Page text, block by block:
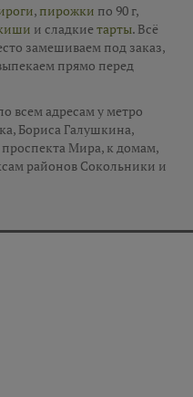
, пирожки по 90 г,
и сладкиетарты. Всё
замешиваем под заказ,
прямо перед
всем адресам у метро
Бориса Галушкина,
проспекта Мира, к домам,
районов Сокольники и